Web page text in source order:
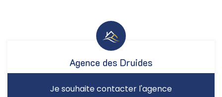
Agence des Druides
Je souhaite contacter l'agence